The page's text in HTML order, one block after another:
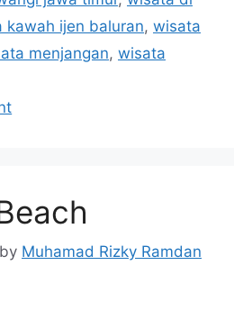
kawah ijen baluran, wisata
menjangan, wisata
by Muhamad Rizky Ramdan